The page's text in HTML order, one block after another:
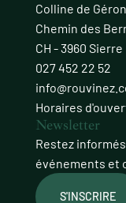
Colline de
Chemin des
CH - 3960 Sierre
027 452 22 52
Horaires
Newsletter
Restez
événements et
S'INSCRIRE